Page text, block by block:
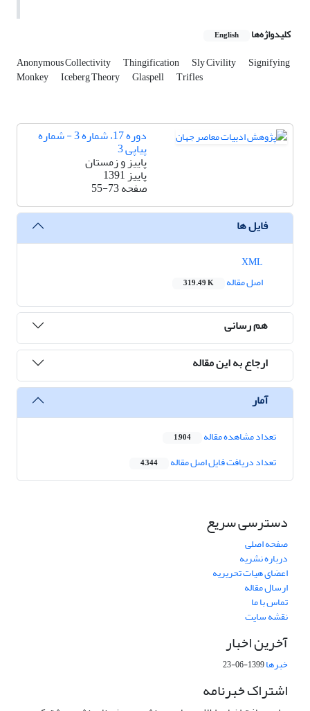
کلیدواژه‌ها English
Anonymous Collectivity Thingification Sly Civility Signifying
Monkey Iceberg Theory Glaspell Trifles
دوره 17، شماره 3 - شماره
پیاپی 3
پاییز و زمستان
پاییز 1391
صفحه55-73
فایل ها
اصل مقاله
319.49 K
هم رسانی
ارجاع به این مقاله
آمار
تعداد مشاهده مقاله 1,904
تعداد دریافت فایل اصل مقاله 4,344
دسترسی سریع
صفحه اصلی
درباره نشریه
اعضای هیات تحریریه
ارسال مقاله
تماس با ما
نقشه سایت
آخرین اخبار
خبرها1399-06-23
اشتراک خبرنامه